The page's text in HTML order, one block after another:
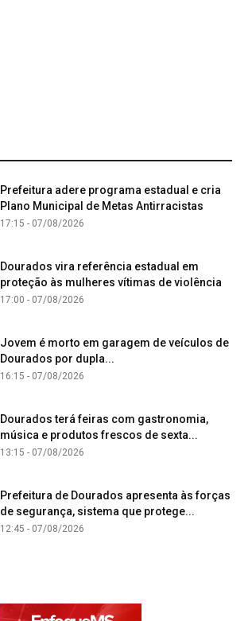
Prefeitura adere programa estadual e cria
Plano Municipal de Metas Antirracistas
17:15 - 07/08/2026
Dourados vira referência estadual em
proteção às mulheres vítimas de violência
17:00 - 07/08/2026
Jovem é morto em garagem de veículos de
Dourados por dupla...
16:15 - 07/08/2026
Dourados terá feiras com gastronomia,
música e produtos frescos de sexta...
13:15 - 07/08/2026
Prefeitura de Dourados apresenta às forças
de segurança, sistema que protege...
12:45 - 07/08/2026